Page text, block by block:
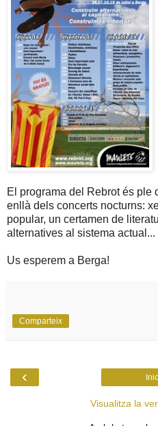
El programa del Rebrot és ple
enllà dels concerts nocturns:
popular, un certamen de
alternatives al sistema actual...
Us esperem a Berga!
Comparteix
‹
Visualitza la